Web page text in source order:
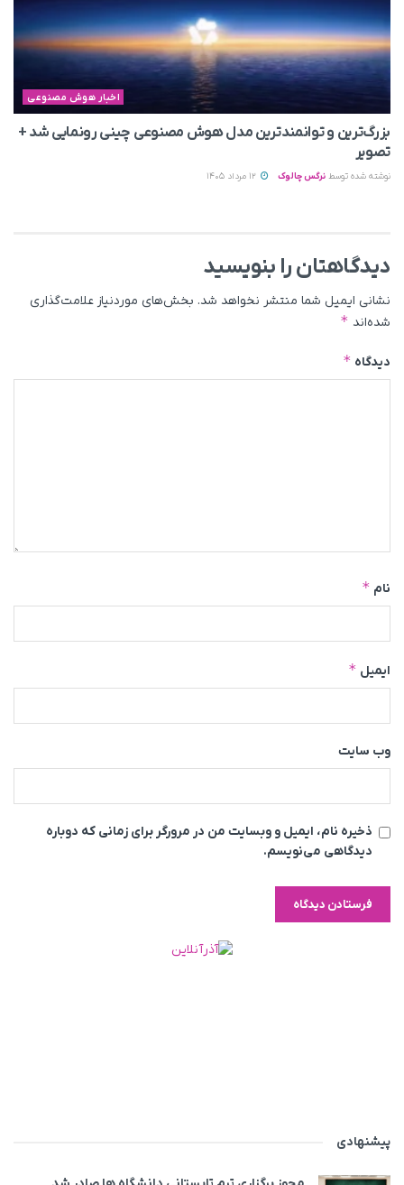
اخبار هوش مصنوعی
بزرگ‌ترین و توانمندترین مدل هوش مصنوعی چینی رونمایی شد +
تصویر
نوشته شده توسط نرگس چالوک
دیدگاهتان را بنویسید
نشانی ایمیل شما منتشر نخواهد شد. بخش‌های موردنیاز علامت‌گذاری
شده‌اند *
دیدگاه *
نام *
ایمیل *
وب‌ سایت
ذخیره نام، ایمیل و وبسایت من در مرورگر برای زمانی که دوباره
دیدگاهی می‌نویسم.
پیشنهادی